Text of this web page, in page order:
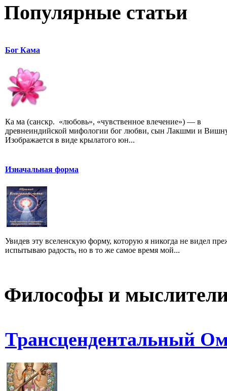
Популярные статьи
Бог Кама
Ка ма (санскр. «любовь», «чувственное влечение») — в
древнеиндийской мифологии бог любви, сын Лакшми и
Изображается в виде крылатого юн...
Изначальная форма
Увидев эту вселенскую форму, которую я никогда не видел
испытываю радость, но в то же самое время мой...
Философы и
Трансцендентальный